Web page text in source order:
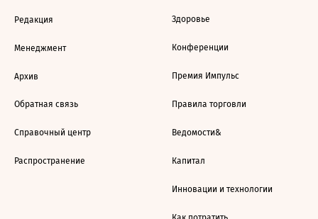
Редакция
Менеджмент
Архив
Обратная связь
Справочный центр
Распространение
Здоровье
Конференции
Премия Импульс
Правила торговли
Ведомости&
Капитал
Инновации и технологии